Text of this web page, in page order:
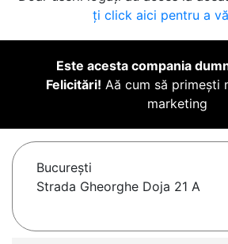
ți click aici pentru a
Este acesta compania
Felicitări! Aă cum să primești
marketing
Bucureşti
Strada Gheorghe Doja 21 A